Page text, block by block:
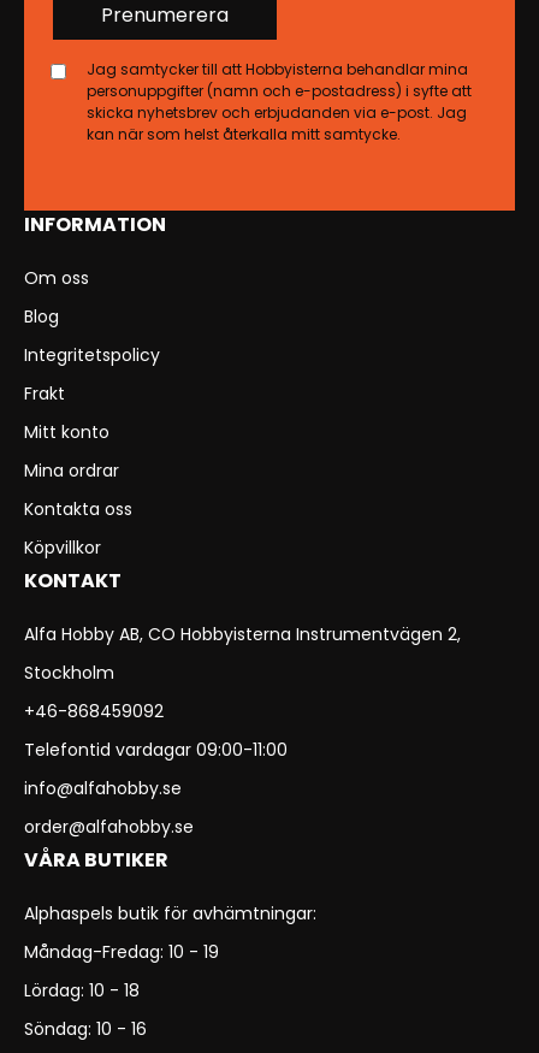
INFORMATION
Om oss
Blog
Integritetspolicy
Frakt
Mitt konto
Mina ordrar
Kontakta oss
Köpvillkor
KONTAKT
Alfa Hobby AB, CO Hobbyisterna Instrumentvägen 2,
Stockholm
+46-868459092
Telefontid vardagar 09:00-11:00
info@alfahobby.se
order@alfahobby.se
VÅRA BUTIKER
Alphaspels butik för avhämtningar:
Måndag-Fredag: 10 - 19
Lördag: 10 - 18
Söndag: 10 - 16
Prenumerera
Jag samtycker till att Hobbyisterna behandlar mina
personuppgifter (namn och e-postadress) i syfte att
skicka nyhetsbrev och erbjudanden via e-post. Jag
kan när som helst återkalla mitt samtycke.